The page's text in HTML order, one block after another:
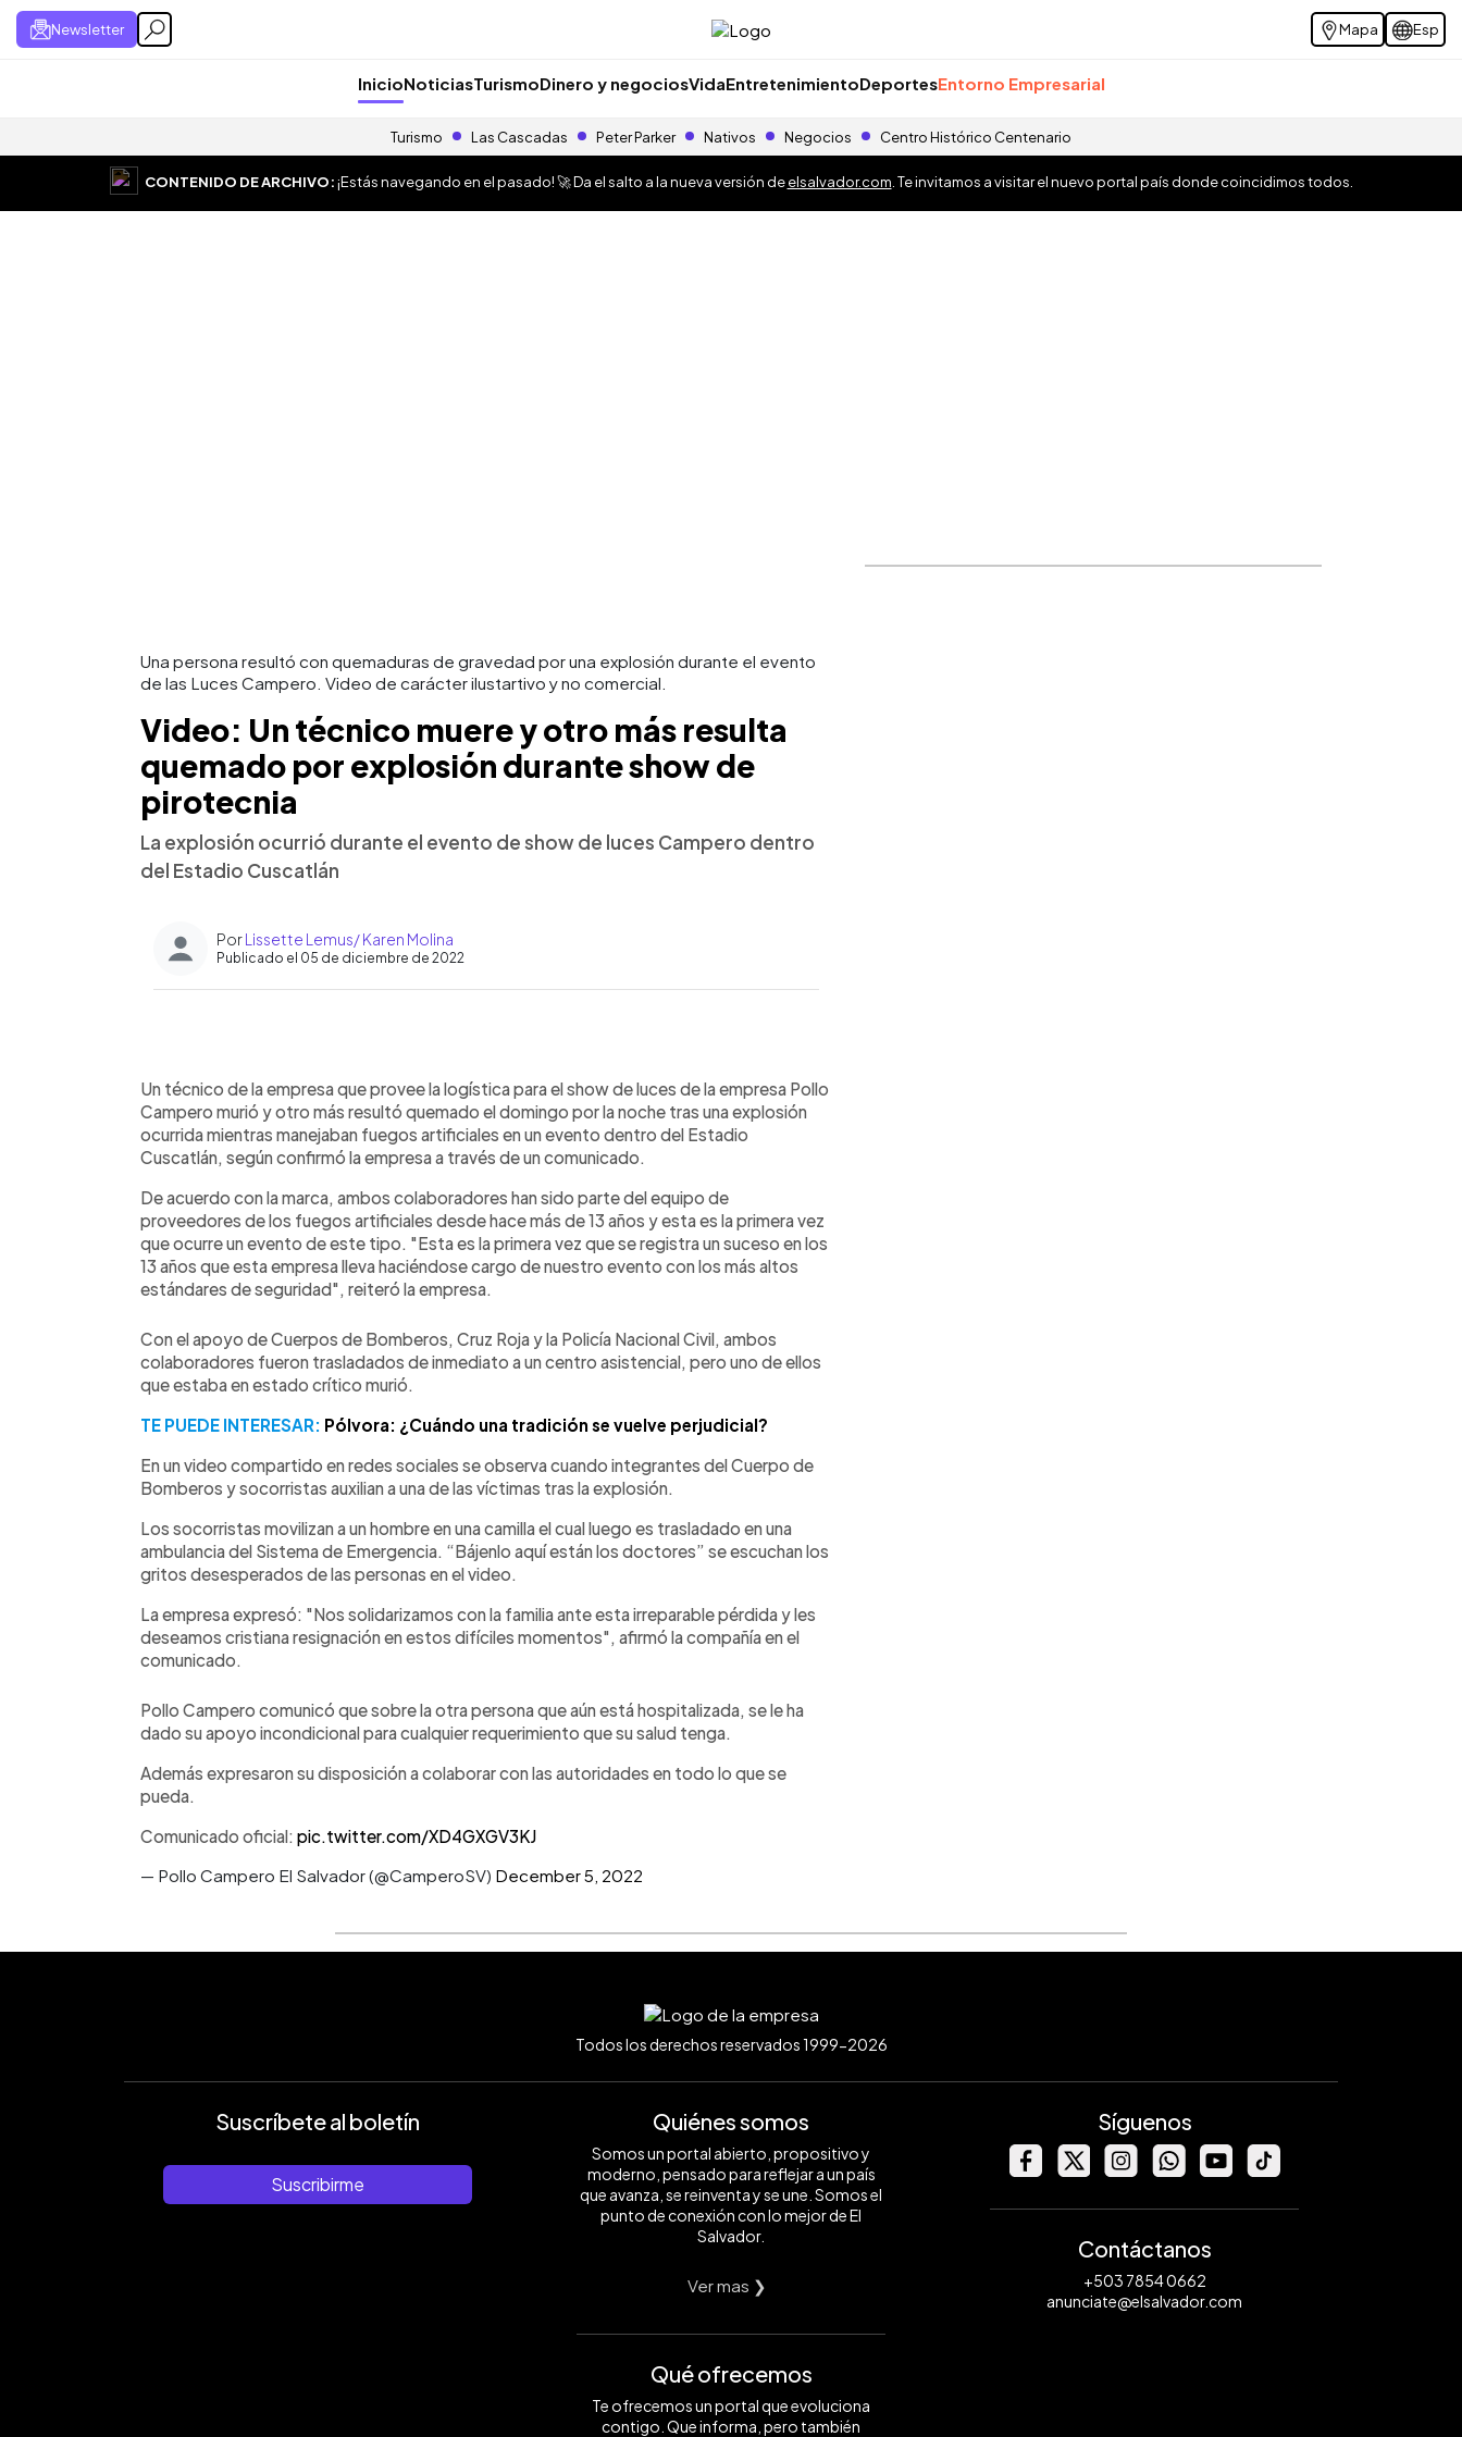
Newsletter Mapa Esp
InicioNoticiasTurismoDinero y negociosVidaEntretenimientoDeportesEntorno Empresarial
Turismo Las Cascadas Peter Parker Nativos Negocios Centro Histórico Centenario
CONTENIDO DE ARCHIVO:¡Estás navegando en el pasado! 🚀 Da el salto a la nueva versión deelsalvador.com . Te invitamos a visitar el nuevo portal país donde coincidimos todos.
Una persona resultó con quemaduras de gravedad por una explosión durante el evento
de las Luces Campero. Video de carácter ilustartivo y no comercial.
Video: Un técnico muere y otro más resulta
quemado por explosión durante show de
pirotecnia
La explosión ocurrió durante el evento de show de luces Campero dentro
del Estadio Cuscatlán
PorLissette Lemus/ Karen Molina
Publicado el 05 de diciembre de 2022
Escuchar artículo
Un técnico de la empresa que provee la logística para el show de luces de la empresa Pollo
Campero murió y otro más resultó quemado el domingo por la noche tras una explosión
ocurrida mientras manejaban fuegos artificiales en un evento dentro del Estadio
Cuscatlán, según confirmó la empresa a través de un comunicado.
De acuerdo con la marca, ambos colaboradores han sido parte del equipo de
proveedores de los fuegos artificiales desde hace más de 13 años y esta es la primera vez
que ocurre un evento de este tipo. "Esta es la primera vez que se registra un suceso en los
13 años que esta empresa lleva haciéndose cargo de nuestro evento con los más altos
estándares de seguridad", reiteró la empresa.
Con el apoyo de Cuerpos de Bomberos, Cruz Roja y la Policía Nacional Civil, ambos
colaboradores fueron trasladados de inmediato a un centro asistencial, pero uno de ellos
que estaba en estado crítico murió.
TE PUEDE INTERESAR: Pólvora: ¿Cuándo una tradición se vuelve perjudicial?
En un video compartido en redes sociales se observa cuando integrantes del Cuerpo de
Bomberos y socorristas auxilian a una de las víctimas tras la explosión.
Los socorristas movilizan a un hombre en una camilla el cual luego es trasladado en una
ambulancia del Sistema de Emergencia. “Bájenlo aquí están los doctores” se escuchan los
gritos desesperados de las personas en el video.
La empresa expresó: "Nos solidarizamos con la familia ante esta irreparable pérdida y les
deseamos cristiana resignación en estos difíciles momentos", afirmó la compañía en el
comunicado.
Pollo Campero comunicó que sobre la otra persona que aún está hospitalizada, se le ha
dado su apoyo incondicional para cualquier requerimiento que su salud tenga.
Además expresaron su disposición a colaborar con las autoridades en todo lo que se
pueda.
Comunicado oficial: pic.twitter.com/XD4GXGV3KJ
— Pollo Campero El Salvador (@CamperoSV) December 5, 2022
Todos los derechos reservados 1999-2026
Suscríbete al boletín
Suscribirme
Quiénes somos
Somos un portal abierto, propositivo y
moderno, pensado para reflejar a un país
que avanza, se reinventa y se une. Somos el
punto de conexión con lo mejor de El
Salvador.
Ver mas ❯
Qué ofrecemos
Te ofrecemos un portal que evoluciona
contigo. Que informa, pero también
Síguenos
Contáctanos
+503 7854 0662
anunciate@elsalvador.com